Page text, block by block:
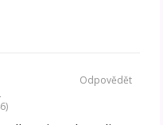
Odpovědět